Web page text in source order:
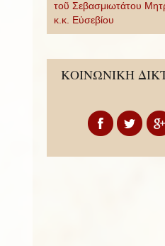
τοῦ Σεβασμιωτάτου
κ.κ. Εὐσεβίου
ΚΟΙΝΩΝΙΚΗ